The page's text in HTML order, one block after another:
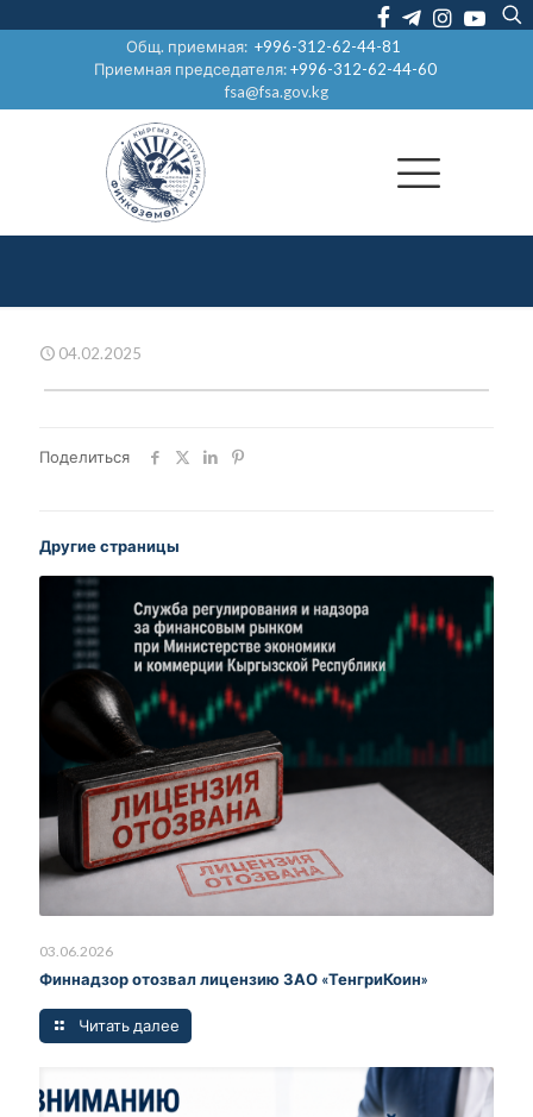
Общ. приемная:+996-312-62-44-81
Приемная председателя:+996-312-62-44-60
fsa@fsa.gov.kg
04.02.2025
Поделиться
Другие страницы
03.06.2026
Финнадзор отозвал лицензию ЗАО «ТенгриКоин»
Читать далее